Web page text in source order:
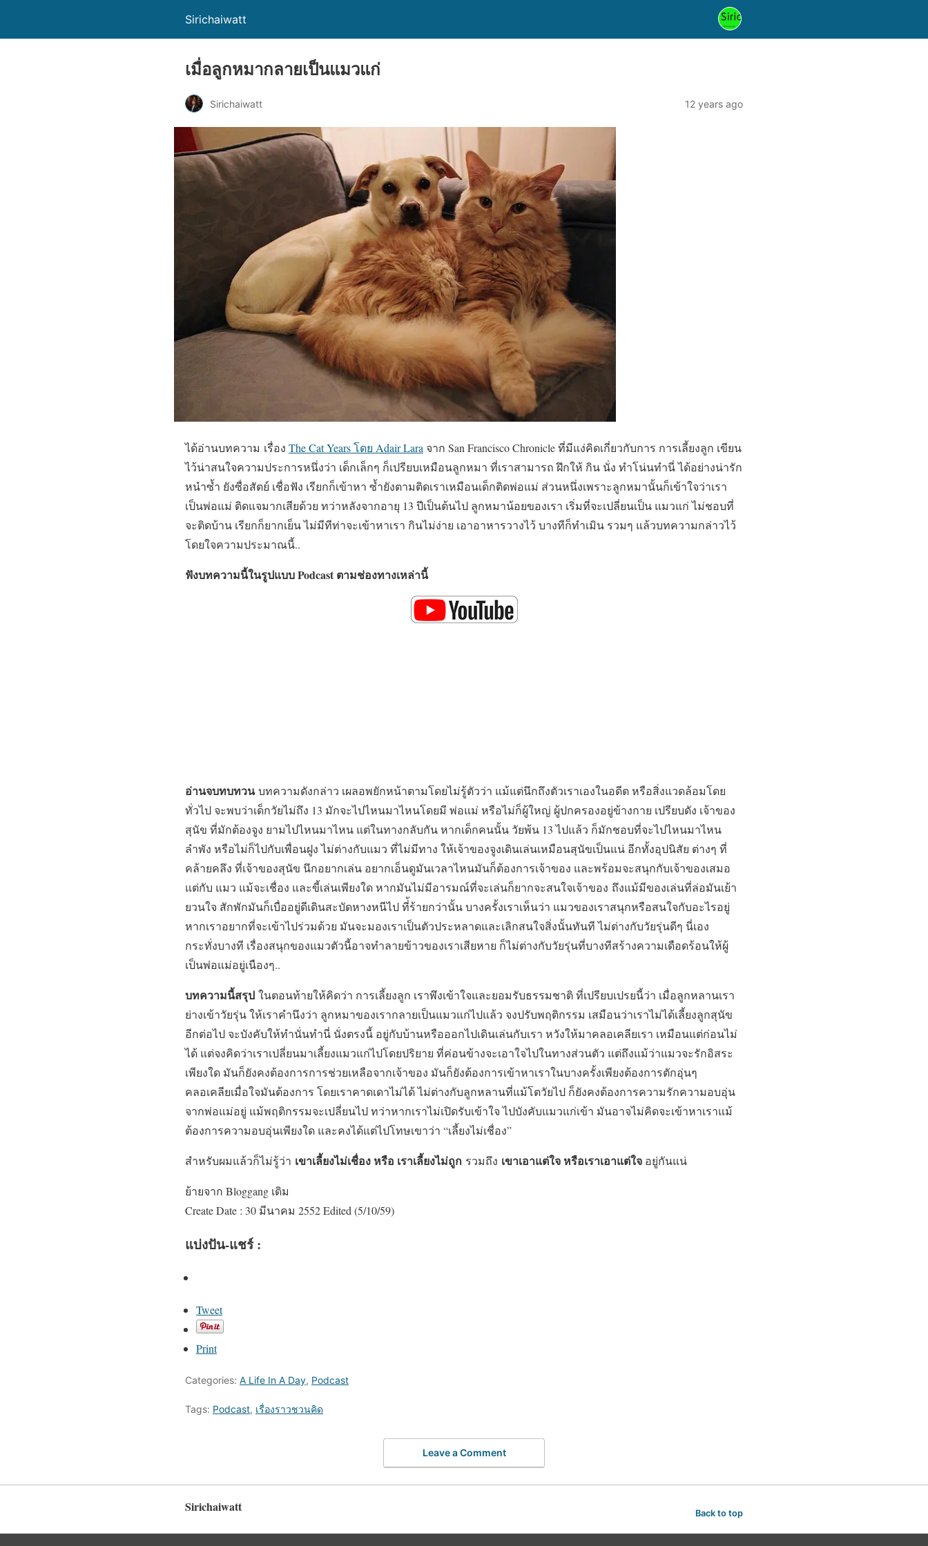
Sirichaiwatt
เมื่อลูกหมากลายเป็นแมวแก่
Sirichaiwatt 12 years ago
ได้อ่านบทความ เรื่อง The Cat Years โดย Adair Lara จาก San Francisco Chronicle ที่มีแง่คิดเกี่ยวกับการ การเลี้ยงลูก เขียน
ไว้น่าสนใจความประการหนึ่งว่า เด็กเล็กๆ ก็เปรียบเหมือนลูกหมา ที่เราสามารถ ฝึกให้ กิน นั่ง ทำโน่นทำนี่ ได้อย่างน่ารัก
หนำซ้ำ ยังซื่อสัตย์ เชื่อฟัง เรียกก็เข้าหา ซ้ำยังตามติดเราเหมือนเด็กติดพ่อแม่ ส่วนหนึ่งเพราะลูกหมานั้นก็เข้าใจว่าเรา
เป็นพ่อแม่ ติดแจมากเสียด้วย ทว่าหลังจากอายุ 13 ปีเป็นต้นไป ลูกหมาน้อยของเรา เริ่มที่จะเปลี่ยนเป็น แมวแก่ ไม่ชอบที่
จะติดบ้าน เรียกก็ยากเย็น ไม่มีทีท่าจะเข้าหาเรา กินไม่ง่าย เอาอาหารวางไว้ บางทีก็ทำเมิน รวมๆ แล้วบทความกล่าวไว้
โดยใจความประมาณนี้..
ฟังบทความนี้ในรูปแบบ Podcast ตามช่องทางเหล่านี้
อ่านจบทบทวนบทความดังกล่าว เผลอพยักหน้าตามโดยไม่รู้ตัวว่า แม้แต่นึกถึงตัวเราเองในอดีต หรือสิ่งแวดล้อมโดย
ทั่วไป จะพบว่าเด็กวัยไม่ถึง 13 มักจะไปไหนมาไหนโดยมี พ่อแม่ หรือไม่ก็ผู้ใหญ่ ผู้ปกครองอยู่ข้างกาย เปรียบดัง เจ้าของ
สุนัข ที่มักต้องจูง ยามไปไหนมาไหน แต่ในทางกลับกัน หากเด็กคนนั้น วัยพ้น 13 ไปแล้ว ก็มักชอบที่จะไปไหนมาไหน
ลำพัง หรือไม่ก็ไปกับเพื่อนฝูง ไม่ต่างกับแมว ที่ไม่มีทาง ให้เจ้าของจูงเดินเล่นเหมือนสุนัขเป็นแน่ อีกทั้งอุปนิสัย ต่างๆ ที่
คล้ายคลึง ที่เจ้าของสุนัข นึกอยากเล่น อยากเอ็นดูมันเวลาไหนมันก็ต้องการเจ้าของ และพร้อมจะสนุกกับเจ้าของเสมอ
แต่กับ แมว แม้จะเชื่อง และขี้เล่นเพียงใด หากมันไม่มีอารมณ์ที่จะเล่นก็ยากจะสนใจเจ้าของ ถึงแม้มีของเล่นที่ล่อมันเย้า
ยวนใจ สักพักมันก็เบื่ออยู่ดีเดินสะบัดหางหนีไป ที่้ร้ายกว่านั้น บางครั้งเราเห็นว่า แมวของเราสนุกหรือสนใจกับอะไรอยู่
หากเราอยากที่จะเข้าไปร่วมด้วย มันจะมองเราเป็นตัวประหลาดและเลิกสนใจสิ่งนั้นทันที ไม่ต่างกับวัยรุ่นดีๆ นี่เอง
กระทั่งบางที เรื่องสนุกของแมวตัวนี้อาจทำลายข้าวของเราเสียหาย ก็ไม่ต่างกับวัยรุ่นที่บางทีสร้างความเดือดร้อนให้ผู้
เป็นพ่อแม่อยู่เนืองๆ..
บทความนี้สรุป ในตอนท้ายให้คิดว่า การเลี้ยงลูก เราพึงเข้าใจและยอมรับธรรมชาติ ที่เปรียบเปรยนี้ว่า เมื่อลูกหลานเรา
ย่างเข้าวัยรุ่น ให้เราคำนึงว่า ลูกหมาของเรากลายเป็นแมวแก่ไปแล้ว จงปรับพฤติกรรม เสมือนว่าเราไม่ได้เลี้ยงลูกสุนัข
อีกต่อไป จะบังคับให้ทำนั่นทำนี่ นั่งตรงนี้ อยู่กับบ้านหรือออกไปเดินเล่นกับเรา หวังให้มาคลอเคลียเรา เหมือนแต่ก่อนไม่
ได้ แต่จงคิดว่าเราเปลี่ยนมาเลี้ยงแมวแก่ไปโดยปริยาย ที่ค่อนข้างจะเอาใจไปในทางส่วนตัว แต่ถึงแม้ว่าแมวจะรักอิสระ
เพียงใด มันก็ยังคงต้องการการช่วยเหลือจากเจ้าของ มันก็ยังต้องการเข้าหาเราในบางครั้งเพียงต้องการตักอุ่นๆ
คลอเคลียเมื่อใจมันต้องการ โดยเราคาดเดาไม่ได้ ไม่ต่างกับลูกหลานที่แม้โตวัยไป ก็ยังคงต้องการความรักความอบอุ่น
จากพ่อแม่อยู่ แม้พฤติกรรมจะเปลี่ยนไป ทว่าหากเราไม่เปิดรับเข้าใจ ไปบังคับแมวแก่เข้า มันอาจไม่คิดจะเข้าหาเราแม้
ต้องการความอบอุ่นเพียงใด และคงได้แต่ไปโทษเขาว่า “เลี้ยงไม่เชื่อง”
สำหรับผมแล้วก็ไม่รู้ว่า เขาเลี้ยงไม่เชื่อง หรือ เราเลี้ยงไม่ถูก รวมถึง เขาเอาแต่ใจ หรือเราเอาแต่ใจ อยู่กันแน่
ย้ายจาก Bloggang เดิม
Create Date : 30 มีนาคม 2552 Edited (5/10/59)
แบ่งปัน-แชร์ :
Tweet
Print
Categories: A Life In A Day, Podcast
Tags: Podcast, เรื่องราวชวนคิด
Leave a Comment
Sirichaiwatt Back to top